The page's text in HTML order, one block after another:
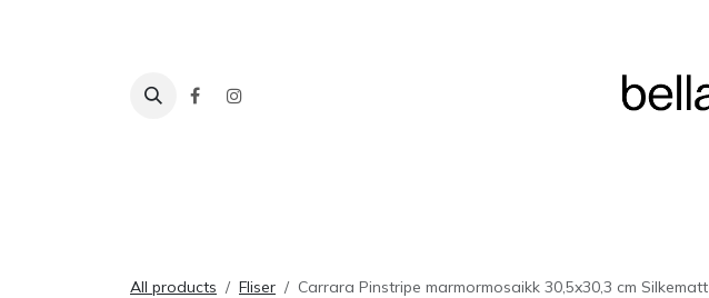
All products Fliser Carrara Pinstripe marmormosaikk 30,5x30,3 cm Silkematt